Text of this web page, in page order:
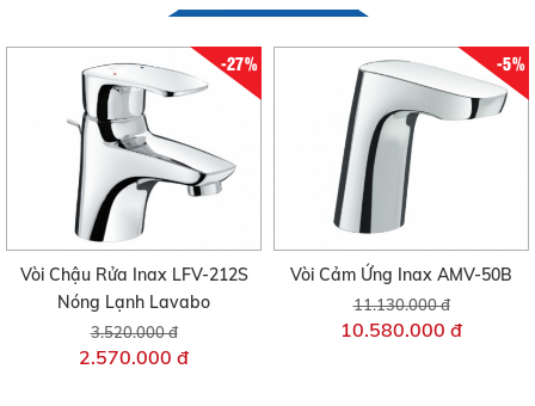
-27%
Vòi Chậu Rửa Inax LFV-212S
Nóng Lạnh Lavabo
3.520.000 đ
2.570.000 đ
-5%
Vòi Cảm Ứng Inax AMV-50B
11.130.000 đ
10.580.000 đ